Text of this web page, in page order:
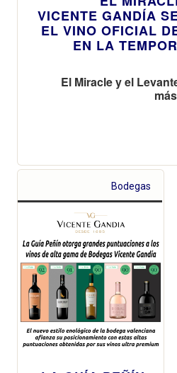
VICENTE GANDÍA
EL VINO OFICIAL
EN LA
El Miracle y el
Bodegas